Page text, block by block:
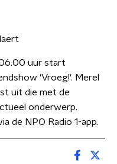
uur start
'Vroeg!'. Merel
uit die met de
onderwerp.
de NPO Radio 1-app.